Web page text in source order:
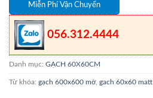
Miễn Phí Vận Chuyển
056.312.4444
Danh mục: GẠCH 60X60CM
Từ khóa: gạch 600x600 mờ, gach 60x60 matt